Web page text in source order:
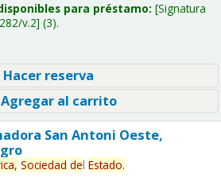
para préstamo: Signatura
v.2 (3).
Hacer reserva
al carrito
San Antoni Oeste,
Sociedad del Estado.